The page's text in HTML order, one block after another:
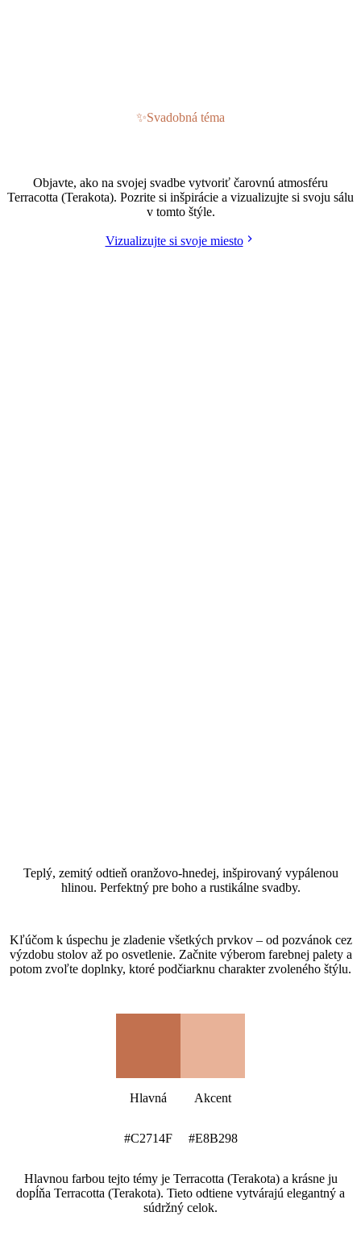
✨Svadobná téma
Objavte, ako na svojej svadbe vytvoriť čarovnú atmosféru
Terracotta (Terakota). Pozrite si inšpirácie a vizualizujte si svoju sálu
v tomto štýle.
Vizualizujte si svoje miesto
Teplý, zemitý odtieň oranžovo-hnedej, inšpirovaný vypálenou
hlinou. Perfektný pre boho a rustikálne svadby.
Kľúčom k úspechu je zladenie všetkých prvkov – od pozvánok cez
výzdobu stolov až po osvetlenie. Začnite výberom farebnej palety a
potom zvoľte doplnky, ktoré podčiarknu charakter zvoleného štýlu.
Hlavná
#C2714F
Akcent
#E8B298
Hlavnou farbou tejto témy je Terracotta (Terakota) a krásne ju
dopĺňa Terracotta (Terakota). Tieto odtiene vytvárajú elegantný a
súdržný celok.